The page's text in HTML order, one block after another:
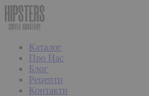
Каталог
Про Нас
Блог
Рецепти
Контакти